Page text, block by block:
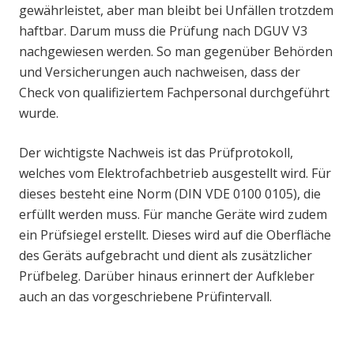
gewährleistet, aber man bleibt bei Unfällen trotzdem
haftbar. Darum muss die Prüfung nach DGUV V3
nachgewiesen werden. So man gegenüber Behörden
und Versicherungen auch nachweisen, dass der
Check von qualifiziertem Fachpersonal durchgeführt
wurde.
Der wichtigste Nachweis ist das Prüfprotokoll,
welches vom Elektrofachbetrieb ausgestellt wird. Für
dieses besteht eine Norm (DIN VDE 0100 0105), die
erfüllt werden muss. Für manche Geräte wird zudem
ein Prüfsiegel erstellt. Dieses wird auf die Oberfläche
des Geräts aufgebracht und dient als zusätzlicher
Prüfbeleg. Darüber hinaus erinnert der Aufkleber
auch an das vorgeschriebene Prüfintervall.